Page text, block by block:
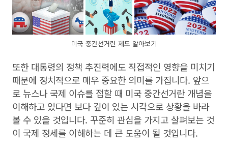
미국 중간선거란 제도 알아보기
또한 대통령의 정책 추진력에도 직접적인 영향을 미치기
때문에 정치적으로 매우 중요한 의미를 가집니다. 앞으
로 뉴스나 국제 이슈를 접할 때 미국 중간선거란 개념을
이해하고 있다면 보다 깊이 있는 시각으로 상황을 바라
볼 수 있을 것입니다. 꾸준히 관심을 가지고 살펴보는 것
이 국제 정세를 이해하는 데 큰 도움이 될 것입니다.